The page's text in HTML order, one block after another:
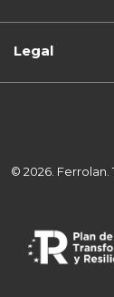
© 2026. Ferrolan.
Legal